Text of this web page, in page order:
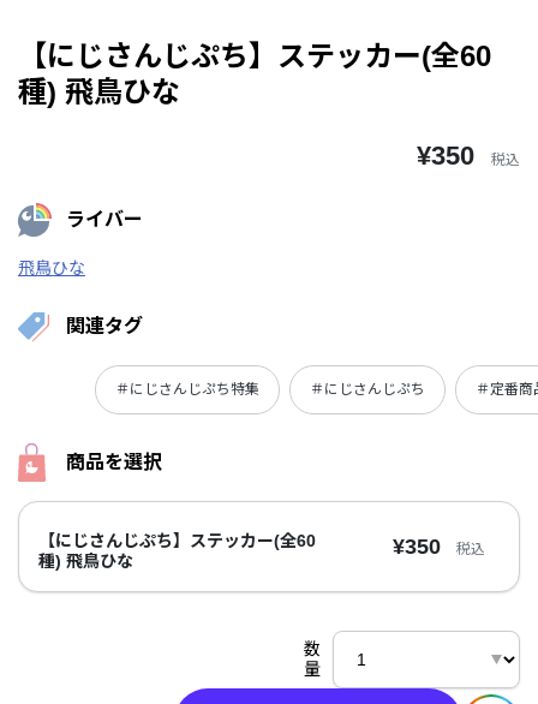
【にじさんじぷち】ステッカー(全60
種) 飛鳥ひな
¥350 税込
ライバー
飛鳥ひな
関連タグ
＃にじさんじぷち特集 ＃にじさんじぷち ＃定番商
商品を選択
【にじさんじぷち】ステッカー(全60
種) 飛鳥ひな
¥350 税込
数
量